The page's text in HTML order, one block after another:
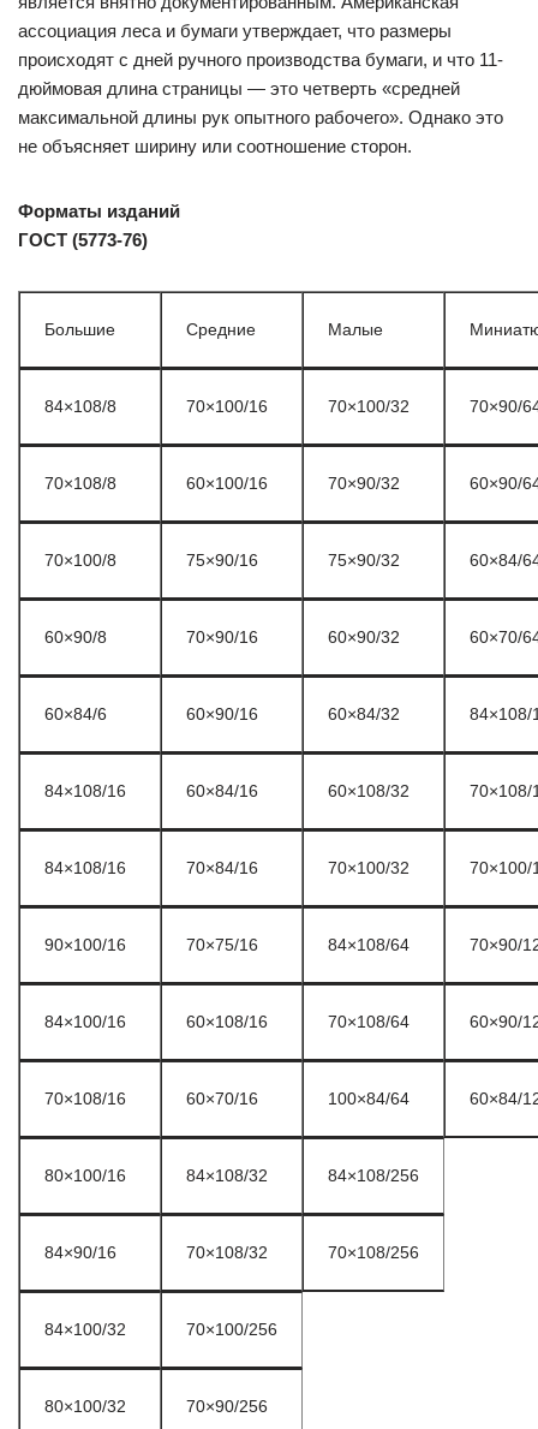
ассоциация леса и бумаги утверждает, что размеры
происходят с дней ручного производства бумаги, и что 11-
дюймовая длина страницы — это четверть «средней
максимальной длины рук опытного рабочего». Однако это
не объясняет ширину или соотношение сторон.
Форматы изданий
ГОСТ (5773-76)
Большие Средние Малые
84×108/8 70×100/16 70×100/32 70×90/
70×108/8 60×100/16 70×90/32 60×90/
70×100/8 75×90/16 75×90/32 60×84/
60×90/8 70×90/16 60×90/32 60×70/
60×84/6 60×90/16 60×84/32 84×108/
84×108/16 60×84/16 60×108/32 70×108/
84×108/16 70×84/16 70×100/32 70×100/
90×100/16 70×75/16 84×108/64 70×90/
84×100/16 60×108/16 70×108/64 60×90/
70×108/16 60×70/16 100×84/64 60×84/
80×100/16 84×108/32 84×108/256
84×90/16 70×108/32 70×108/256
84×100/32 70×100/256
80×100/32 70×90/256